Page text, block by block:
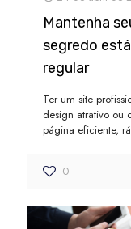
Mantenha
segredo
regular
Ter um site
design atrativo ou
página eficiente,
0